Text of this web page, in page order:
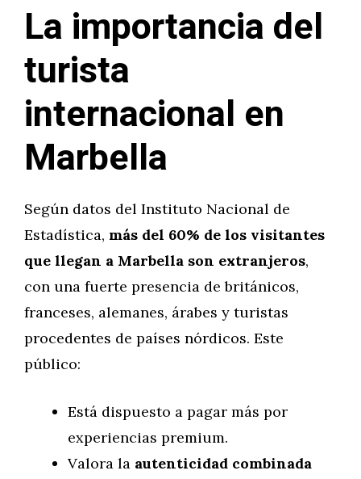
La importancia del
turista
internacional en
Marbella
Según datos del Instituto Nacional de
Estadística, más del 60% de los visitantes
que llegan a Marbella son extranjeros,
con una fuerte presencia de británicos,
franceses, alemanes, árabes y turistas
procedentes de países nórdicos. Este
público:
Está dispuesto a pagar más por
experiencias premium.
Valora la autenticidad combinada